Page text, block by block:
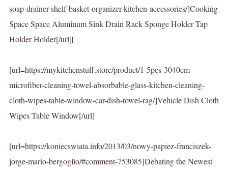
soap-drainer-shelf-basket-organizer-kitchen-accessories/]Cooking
Space Space Aluminum Sink Drain Rack Sponge Holder Tap
Holder Holder[/url]|
[url=https://mykitchenstuff.store/product/1-5pcs-3040cm-
microfiber-cleaning-towel-absorbable-glass-kitchen-cleaning-
cloth-wipes-table-window-car-dish-towel-rag/]Vehicle Dish Cloth
Wipes Table Window[/url]
[url=https://koniecswiata.info/2013/03/nowy-papiez-franciszek-
jorge-mario-bergoglio/#comment-753085]Debating the Newest